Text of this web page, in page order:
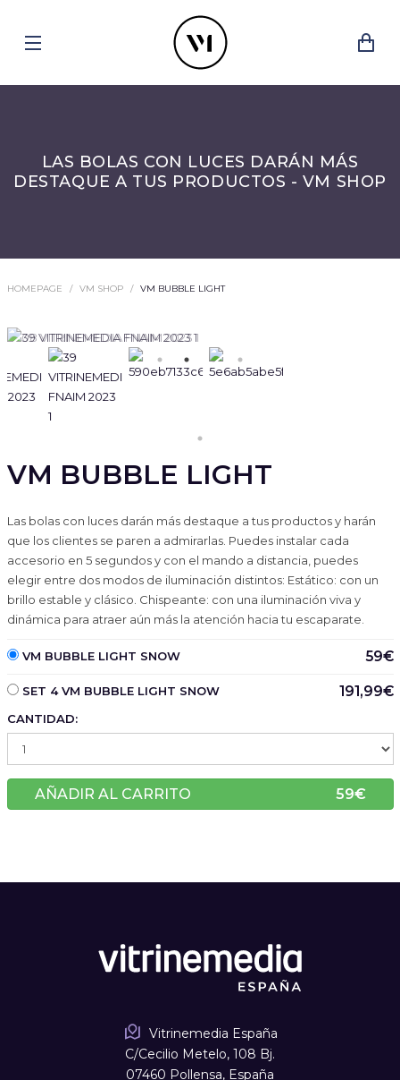
LAS BOLAS CON LUCES DARÁN MÁS
DESTAQUE A TUS PRODUCTOS - VM SHOP
HOMEPAGE VM SHOP VM BUBBLE LIGHT
VM BUBBLE LIGHT
Las bolas con luces darán más destaque a tus productos y harán
que los clientes se paren a admirarlas. Puedes instalar cada
accesorio en 5 segundos y con el mando a distancia, puedes
elegir entre dos modos de iluminación distintos: Estático: con un
brillo estable y clásico. Chispeante: con una iluminación viva y
dinámica para atraer aún más la atención hacia tu escaparate.
59€
VM BUBBLE LIGHT SNOW
191,99€
SET 4 VM BUBBLE LIGHT SNOW
CANTIDAD:
59€
AÑADIR AL CARRITO
Vitrinemedia España
C/Cecilio Metelo, 108 Bj.
07460 Pollensa, España